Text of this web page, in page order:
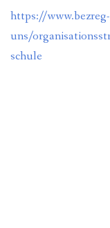
https://
uns/
schule